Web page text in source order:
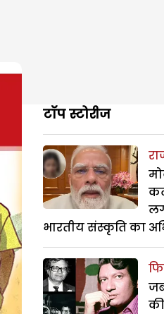
टॉप स्टोरीज
भारतीय संस्कृति का